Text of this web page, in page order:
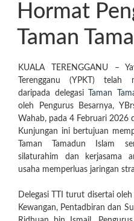
Hormat
Taman
KUALA TERENGGANU –
Terengganu (YPKT) telah
daripada delegasi
Taman
oleh Pengurus Besarnya,
Wahab, pada 4 Februari 2026
Kunjungan ini bertujuan
Taman Tamadun Islam
silaturahim dan kerjasama
usaha memperluas jaringan
Delegasi TTI turut disertai
Kewangan, Pentadbiran dan